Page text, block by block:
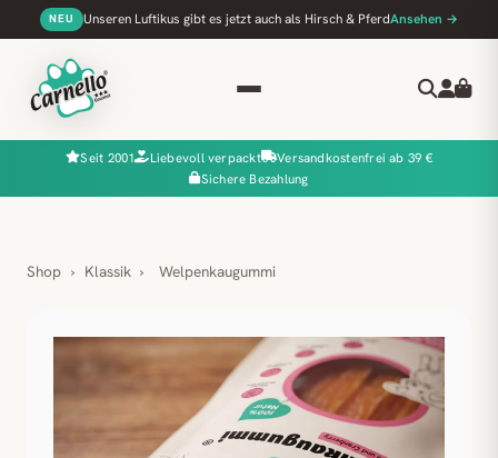
NEU Unseren Luftikus gibt es jetzt auch als Hirsch & PferdAnsehen →
Seit 2001 Liebevoll verpackt
Versandkostenfrei ab 39 €
Sichere Bezahlung
Shop › Klassik › Welpenkaugummi